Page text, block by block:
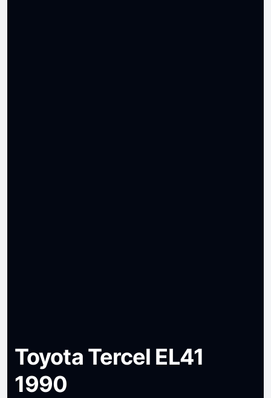
Toyota Tercel EL41
1990